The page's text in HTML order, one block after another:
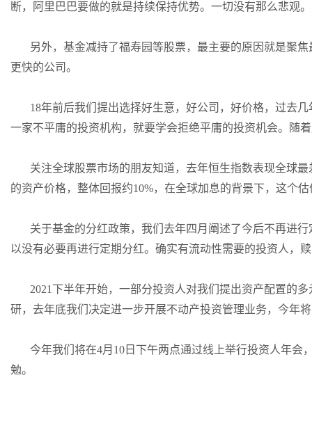
断，阿里巴巴要做的就是持续保持优势。一切没有那么悲观。
另外，基金减持了福寿园等股票，最主要的原因就是聚
更快的公司。
18年前后我们提出选择好生意，好公司，好价格，过去
一家不平庸的投资机构，就要学会拒绝平庸的投资机会。随
关注全球股票市场的朋友知道，去年恒生指数表现全球
的资产价格，整体回报约10%，在全球加息的背景下，这个
关于基金的分红政策，我们去年四月阐述了今后不再进
以没有必要再进行定期分红。确实有流动性需要的投资人，
2021下半年开始，一部分投资人对我们提出资产配置的
研，去年底我们决定进一步开展不动产投资管理业务，今年
今年我们将在4月10日下午两点通过线上举行投资人年会
勉。